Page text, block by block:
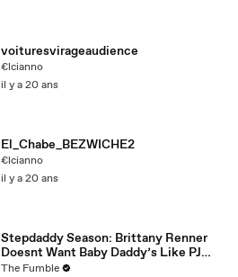
voituresvirageaudience
€lcianno
il y a 20 ans
El_Chabe_BEZWICHE2
€lcianno
il y a 20 ans
Stepdaddy Season: Brittany Renner
Doesnt Want Baby Daddy’s Like PJ
Washington To Block Her Blessings
The Fumble